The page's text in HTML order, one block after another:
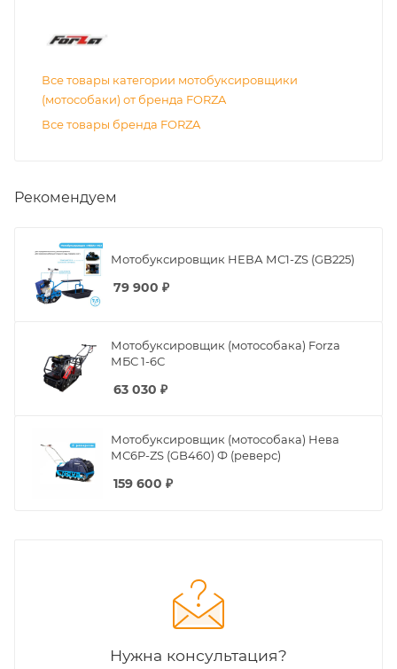
Все товары категории мотобуксировщики
(мотособаки) от бренда FORZA
Все товары бренда FORZA
Рекомендуем
Мотобуксировщик НЕВА МС1-ZS (GB225)
79 900 ₽
Мотобуксировщик (мотособака) Forza
МБС 1-6С
63 030 ₽
Мотобуксировщик (мотособака) Нева
МС6P-ZS (GB460) Ф (реверс)
159 600 ₽
Нужна консультация?